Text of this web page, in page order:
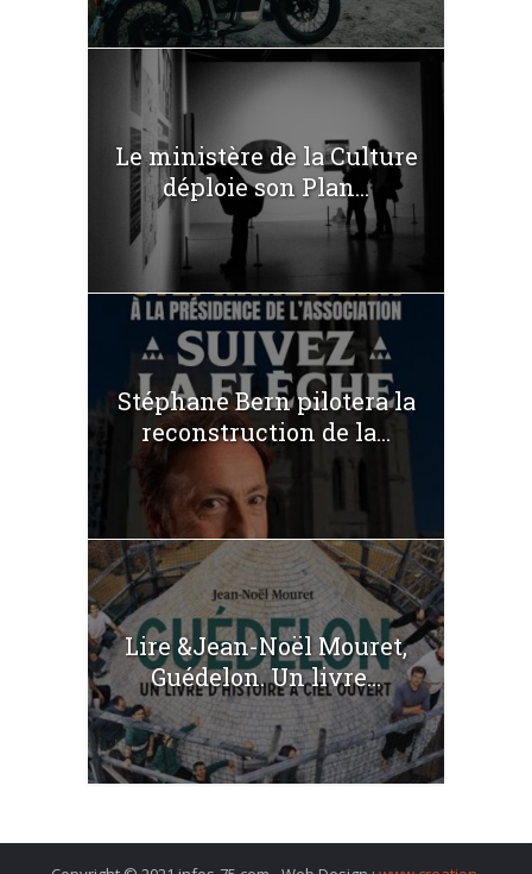
Le ministère de la Culture
déploie son Plan...
Stéphane Bern pilotera la
reconstruction de la...
Lire &Jean-Noël Mouret,
Guédelon. Un livre...